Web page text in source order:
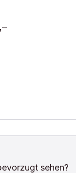
sehen?